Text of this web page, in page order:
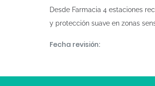
Desde Farmacia 4 estaciones
y protección suave en zonas
Fecha revisión: